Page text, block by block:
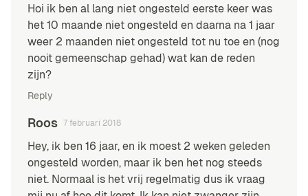
Hoi ik ben al lang niet ongesteld eerste keer was
het 10 maande niet ongesteld en daarna na 1 jaar
weer 2 maanden niet ongesteld tot nu toe en (nog
nooit gemeenschap gehad) wat kan de reden
zijn?
Reply
Roos 7 februari 2018
Hey, ik ben 16 jaar, en ik moest 2 weken geleden
ongesteld worden, maar ik ben het nog steeds
niet. Normaal is het vrij regelmatig dus ik vraag